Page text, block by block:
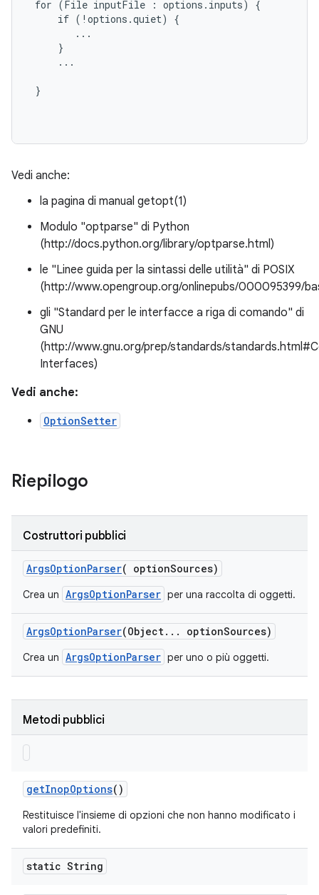
for (File inputFile : options.inputs) {
     if (!options.quiet) {
        ...
     }
     ...
}
Vedi anche:
la pagina di manual getopt(1)
Modulo "optparse" di Python
(http://docs.python.org/library/optparse.html)
le "Linee guida per la sintassi delle utilità" di POSIX
(http://www.opengroup.org/onlinepubs/000095399/
gli "Standard per le interfacce a riga di comando" di
GNU
(http://www.gnu.org/prep/standards/
Interfaces)
Vedi anche:
OptionSetter
Riepilogo
Costruttori pubblici
ArgsOptionParser( optionSources)
Crea un ArgsOptionParser per una raccolta di oggetti.
ArgsOptionParser(Object. . . optionSources)
Crea un ArgsOptionParser per uno o più oggetti.
Metodi pubblici
getInopOptions()
Restituisce l'insieme di opzioni che non hanno modificato i
valori predefiniti.
static String